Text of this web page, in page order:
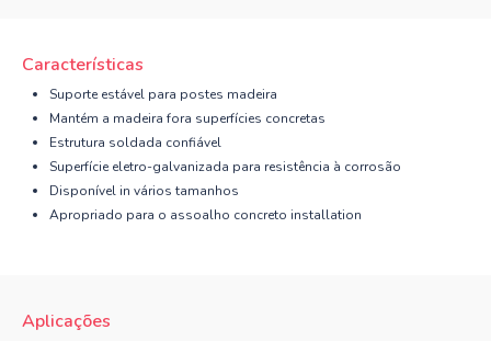
Características
Suporte estável para postes madeira
Mantém a madeira fora superfícies concretas
Estrutura soldada confiável
Superfície eletro-galvanizada para resistência à corrosão
Disponível in vários tamanhos
Apropriado para o assoalho concreto installation
Aplicações